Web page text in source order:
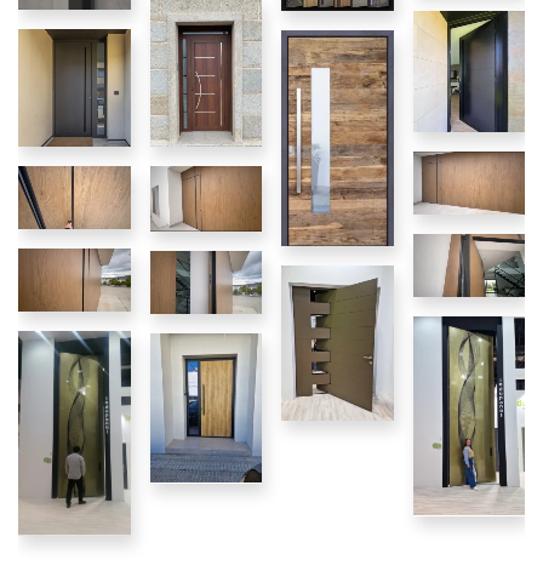
2025
Puertas
de calle
Puertas
de calle
Puertas
de calle
Puertas
de calle
Paneles
de pvc
Puertas
de pvc
Puertas
de pvc
Sistemas
de cierre
Elegancia Pivotante
Monoblock
Nuestra
Jenny
Dimensiones
Instalación